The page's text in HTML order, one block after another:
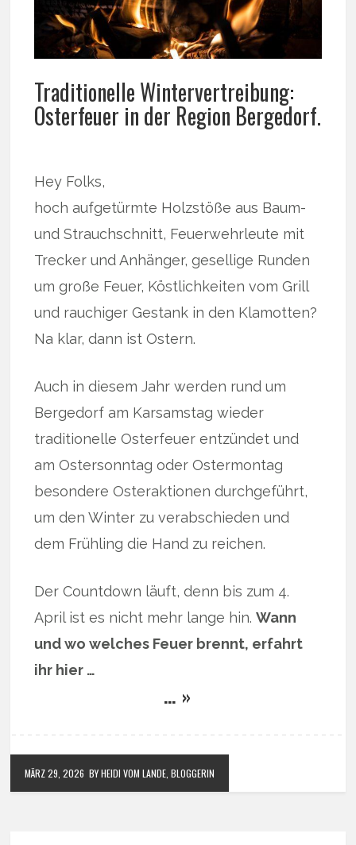
Traditionelle Wintervertreibung:
Osterfeuer in der Region Bergedorf.
Hey Folks,
hoch aufgetürmte Holzstöße aus Baum-
und Strauchschnitt, Feuerwehrleute mit
Trecker und Anhänger, gesellige Runden
um große Feuer, Köstlichkeiten vom Grill
und rauchiger Gestank in den Klamotten?
Na klar, dann ist Ostern.
Auch in diesem Jahr werden rund um
Bergedorf am Karsamstag wieder
traditionelle Osterfeuer entzündet und
am Ostersonntag oder Ostermontag
besondere Osteraktionen durchgeführt,
um den Winter zu verabschieden und
dem Frühling die Hand zu reichen.
Der Countdown läuft, denn bis zum 4.
April ist es nicht mehr lange hin.Wann
und wo welches Feuer brennt, erfahrt
ihr hier …
… »
MÄRZ 29, 2026 BY HEIDI VOM LANDE, BLOGGERIN